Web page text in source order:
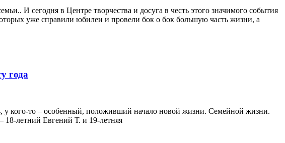
И сегодня в Центре творчества и досуга в честь этого значимого события
уже справили юбилеи и провели бок о бок большую часть жизни, а
года
у кого-то – особенный, положивший начало новой жизни. Семейной жизни.
18-летний Евгений Т. и 19-летняя